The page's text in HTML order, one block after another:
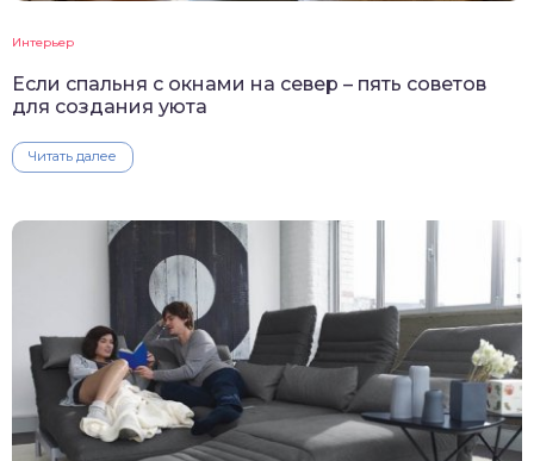
Интерьер
Если спальня с окнами на север – пять советов
для создания уюта
Читать далее